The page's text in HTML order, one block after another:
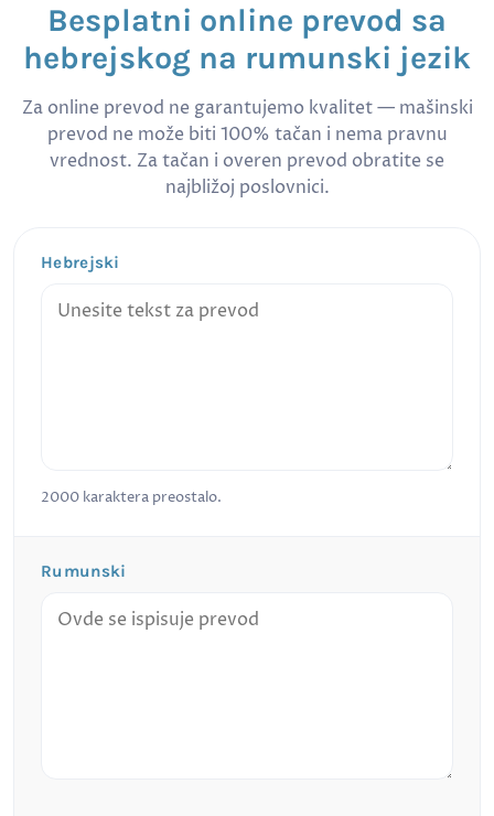
Besplatni online prevod sa
hebrejskog na rumunski jezik
Za online prevod ne garantujemo kvalitet — mašinski
prevod ne može biti 100% tačan i nema pravnu
vrednost. Za tačan i overen prevod obratite se
najbližoj poslovnici.
Hebrejski
2000 karaktera preostalo.
Rumunski